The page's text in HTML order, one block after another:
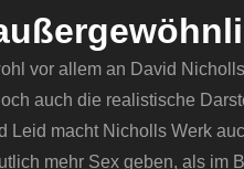
vor allem an David
auch die realistische
macht Nicholls Werk
mehr Sex geben, als im